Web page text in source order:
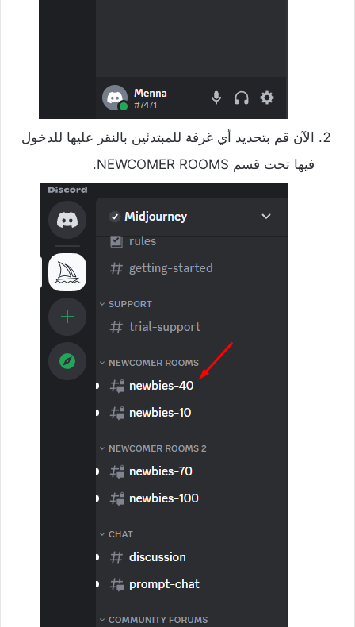
الآن قم بتحديد أي غرفة للمبتدئين بالنقر عليها للدخول
فيها تحت قسم NEWCOMER ROOMS.